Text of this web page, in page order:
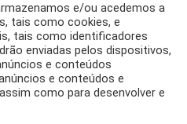
e/ou acedemos a
tais como cookies, e
tais como identificadores
enviadas pelos dispositivos,
e conteúdos
e conteúdos e
como para desenvolver e